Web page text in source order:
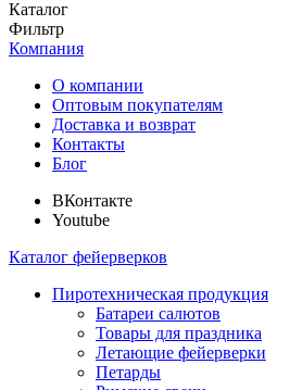
Каталог
Фильтр
Компания
О компании
Оптовым покупателям
Доставка и возврат
Контакты
Блог
ВКонтакте
Youtube
Каталог фейерверков
Пиротехническая продукция
Батареи салютов
Товары для праздника
Летающие фейерверки
Петарды